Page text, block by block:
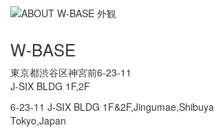
W-BASE
東京都渋谷区神宮前6-23-11
J-SIX BLDG 1F,2F
6-23-11 J-SIX BLDG 1F&2F,Jingumae,Shibuya
Tokyo,Japan